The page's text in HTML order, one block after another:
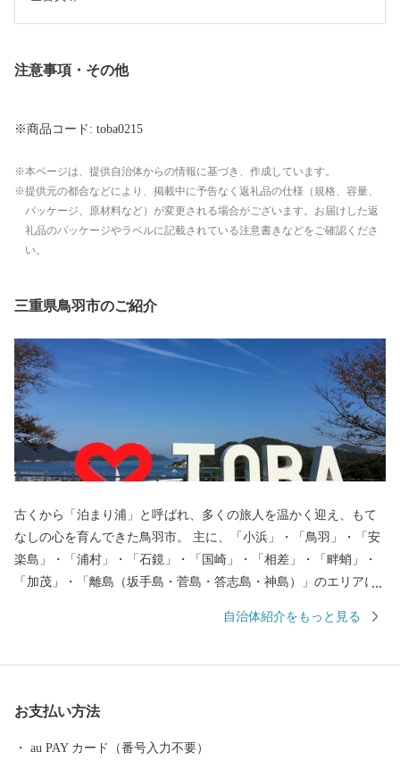
注意事項・その他
※商品コード: toba0215
本ページは、提供自治体からの情報に基づき、作成しています。
提供元の都合などにより、掲載中に予告なく返礼品の仕様（規格、容量、
パッケージ、原材料など）が変更される場合がございます。お届けした返
礼品のパッケージやラベルに記載されている注意書きなどをご確認くださ
い。
三重県鳥羽市のご紹介
古くから「泊まり浦」と呼ばれ、多くの旅人を温かく迎え、もて
なしの心を育んできた鳥羽市。 主に、「小浜」・「鳥羽」・「安
楽島」・「浦村」・「石鏡」・「国崎」・「相差」・「畔蛸」・
「加茂」・「離島（坂手島・菅島・答志島・神島）」のエリアに
られる海の幸、独自の自然や文化を残し、今なお受け継がれる海
世界で初めて真珠の養殖に成功した地でもあります。鳥羽市はそ
自治体紹介をもっと見る
お支払い方法
au PAY カード（番号入力不要）